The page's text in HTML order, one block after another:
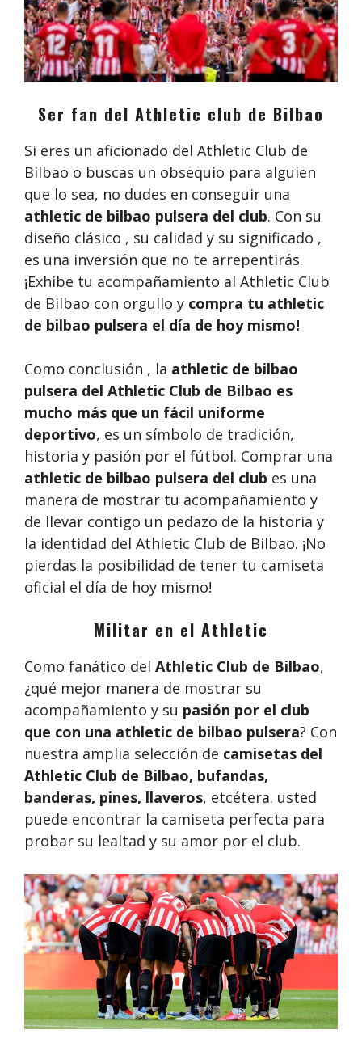
Ser fan del Athletic club de Bilbao
Si eres un aficionado del Athletic Club de
Bilbao o buscas un obsequio para alguien
que lo sea, no dudes en conseguir una
athletic de bilbao pulsera del club. Con su
diseño clásico , su calidad y su significado ,
es una inversión que no te arrepentirás.
¡Exhibe tu acompañamiento al Athletic Club
de Bilbao con orgullo y compra tu athletic
de bilbao pulsera el día de hoy mismo!
Como conclusión , la athletic de bilbao
pulsera del Athletic Club de Bilbao es
mucho más que un fácil uniforme
deportivo, es un símbolo de tradición,
historia y pasión por el fútbol. Comprar una
athletic de bilbao pulsera del club es una
manera de mostrar tu acompañamiento y
de llevar contigo un pedazo de la historia y
la identidad del Athletic Club de Bilbao. ¡No
pierdas la posibilidad de tener tu camiseta
oficial el día de hoy mismo!
Militar en el Athletic
Como fanático del Athletic Club de Bilbao,
¿qué mejor manera de mostrar su
acompañamiento y su pasión por el club
que con una athletic de bilbao pulsera? Con
nuestra amplia selección de camisetas del
Athletic Club de Bilbao, bufandas,
banderas, pines, llaveros, etcétera. usted
puede encontrar la camiseta perfecta para
probar su lealtad y su amor por el club.